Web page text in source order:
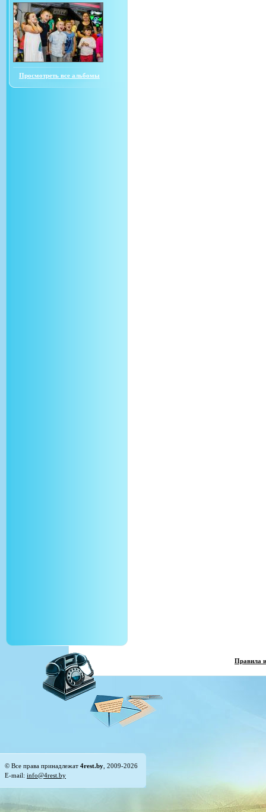
Просмотреть все альбомы
Правила
© Все права принадлежат 4rest.by , 2009-2026
E-mail: info@4rest.by